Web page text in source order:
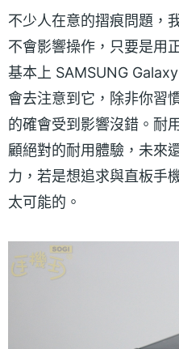
不少人在意的摺痕問題，
不會影響操作，只要是用
基本上 SAMSUNG
會去注意到它，除非你習
的確會受到影響沒錯。耐
顧絕對的耐用體驗，未來
力，若是想追求與直板手
太可能的。